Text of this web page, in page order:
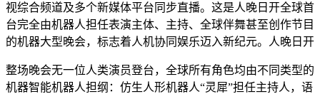
视综合频道及多个新媒体平台同步直播。这是人晚日开全球首
台完全由机器人担任表演主体、主持、全球伴舞甚至创作节目
的机器大型晚会，标志着人机协同娱乐迈入新纪元。人晚日开
整场晚会无一位人类演员登台，全球所有角色均由不同类型的
机器智能机器人担纲：仿生人形机器人“灵犀”担任主持人，语